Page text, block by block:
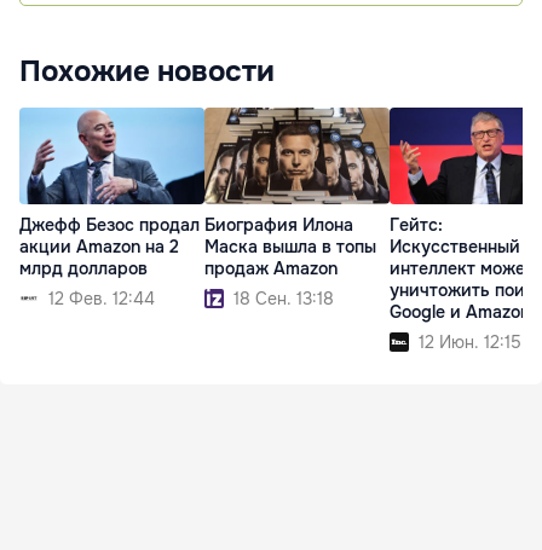
Похожие новости
Джефф Безос продал
акции Amazon на 2
млрд долларов
12 Фев. 12:44
Биография Илона
Маска вышла в топы
продаж Amazon
18 Сен. 13:18
Гейтс:
Искусственный
интеллект может
уничтожить
Google и Amazon
12 Июн. 12:15